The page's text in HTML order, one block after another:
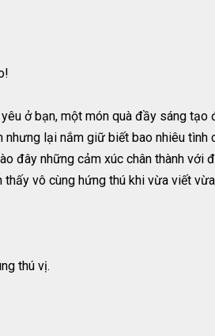
ở bạn, một món quà đầy sáng
lại nắm giữ biết bao nhiêu
đây những cảm xúc chân thành với
thấy vô cùng hứng thú khi vừa viết
thú vị.